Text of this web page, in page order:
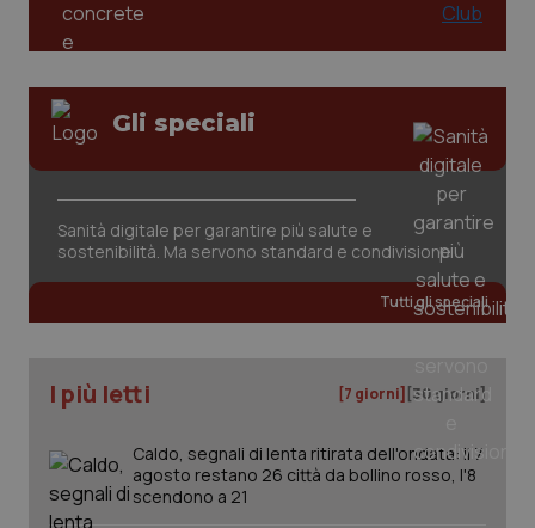
Gli speciali
Sanità digitale per garantire più salute e
sostenibilità. Ma servono standard e condivisione
Tutti gli speciali
I più letti [7 giorni] [30 giorni]
Caldo, segnali di lenta ritirata dell'ondata: il 7
agosto restano 26 città da bollino rosso, l'8
scendono a 21
tracking-enable
www.quotidianosanita.it
2
tracking-sites-ironfish-
www.quotidianosanita.it